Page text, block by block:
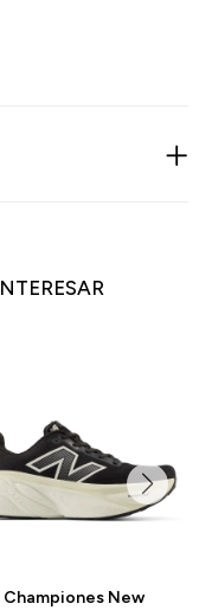
Championes New